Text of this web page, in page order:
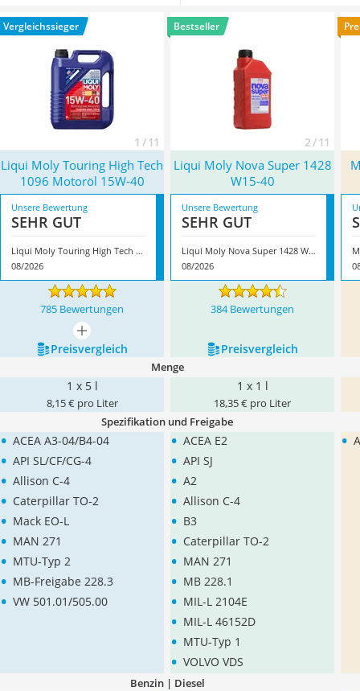
Diesel-Additiv
Wagenheber
2026 besonders das Modell
Liqui Moly Touring High Tech
1096 Motoröl 15W-40
mit seinen Eigenschaften.
Vergleichssieger
1 / 11
Bestseller
2 / 11
Liqui Moly Touring High Tech
1096 Motoröl 15W-40
Liqui Moly Nova Super 1428
W15-40
Unsere Bewertung
SEHR GUT
Liqui Moly Touring High Tech 1096 Motoröl 15W-40
08/2026
Unsere Bewertung
SEHR GUT
Liqui Moly Nova Super 1428 W15-40
08/2026
785 Bewertungen 384 Bewertungen
mehr anzeigen
Preis­vergleich
Preis­vergleich
Menge
1 x 5 l
8,15 € pro Liter
1 x 1 l
18,35 € pro Liter
Spezifikation und Freigabe
• ACEA A3-04/B4-04
• API SL/CF/CG-4
• Allison C-4
• Caterpillar TO-2
• Mack EO-L
• MAN 271
• MTU-Typ 2
• MB-Freigabe 228.3
• VW 501.01/505.00
• ACEA E2
• API SJ
• A2
• Allison C-4
• B3
• Caterpillar TO-2
• MAN 271
• MB 228.1
• MIL-L 2104E
• MIL-L 46152D
• MTU-Typ 1
• VOLVO VDS
•
Benzin | Diesel